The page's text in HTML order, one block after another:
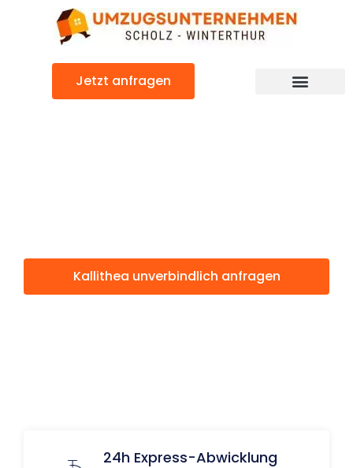
Jetzt anfragen
Kallithea unverbindlich anfragen
24h Express-Abwicklung